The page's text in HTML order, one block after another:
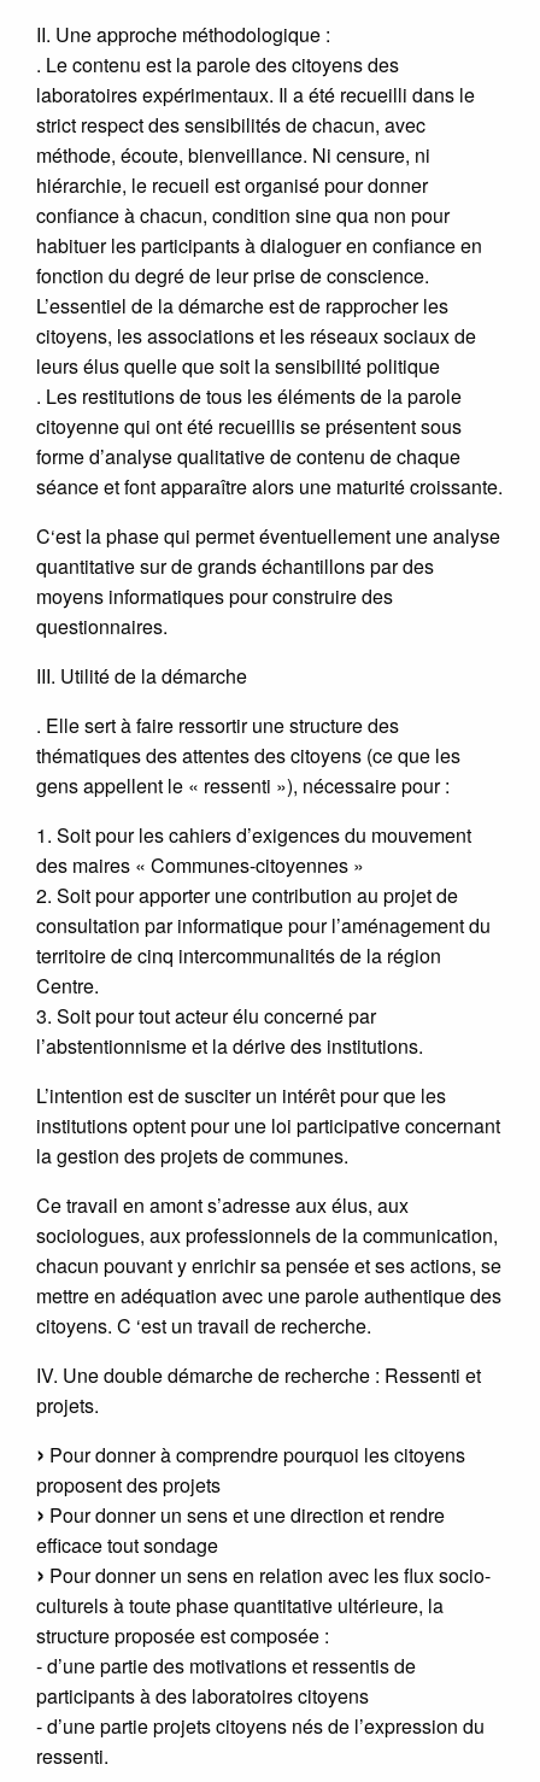
II. Une approche méthodologique :
. Le contenu est la parole des citoyens des
laboratoires expérimentaux. Il a été recueilli dans le
strict respect des sensibilités de chacun, avec
méthode, écoute, bienveillance. Ni censure, ni
hiérarchie, le recueil est organisé pour donner
confiance à chacun, condition sine qua non pour
habituer les participants à dialoguer en confiance en
fonction du degré de leur prise de conscience.
L’essentiel de la démarche est de rapprocher les
citoyens, les associations et les réseaux sociaux de
leurs élus quelle que soit la sensibilité politique
. Les restitutions de tous les éléments de la parole
citoyenne qui ont été recueillis se présentent sous
forme d’analyse qualitative de contenu de chaque
séance et font apparaître alors une maturité croissante.
C‘est la phase qui permet éventuellement une analyse
quantitative sur de grands échantillons par des
moyens informatiques pour construire des
questionnaires.
III. Utilité de la démarche
. Elle sert à faire ressortir une structure des
thématiques des attentes des citoyens (ce que les
gens appellent le « ressenti »), nécessaire pour :
1. Soit pour les cahiers d’exigences du mouvement
des maires « Communes-citoyennes »
2. Soit pour apporter une contribution au projet de
consultation par informatique pour l’aménagement du
territoire de cinq intercommunalités de la région
Centre.
3. Soit pour tout acteur élu concerné par
l’abstentionnisme et la dérive des institutions.
L’intention est de susciter un intérêt pour que les
institutions optent pour une loi participative concernant
la gestion des projets de communes.
Ce travail en amont s’adresse aux élus, aux
sociologues, aux professionnels de la communication,
chacun pouvant y enrichir sa pensée et ses actions, se
mettre en adéquation avec une parole authentique des
citoyens. C ‘est un travail de recherche.
IV. Une double démarche de recherche : Ressenti et
projets.
Pour donner à comprendre pourquoi les citoyens
proposent des projets
Pour donner un sens et une direction et rendre
efficace tout sondage
Pour donner un sens en relation avec les flux socio-
culturels à toute phase quantitative ultérieure, la
structure proposée est composée :
- d’une partie des motivations et ressentis de
participants à des laboratoires citoyens
- d’une partie projets citoyens nés de l’expression du
ressenti.